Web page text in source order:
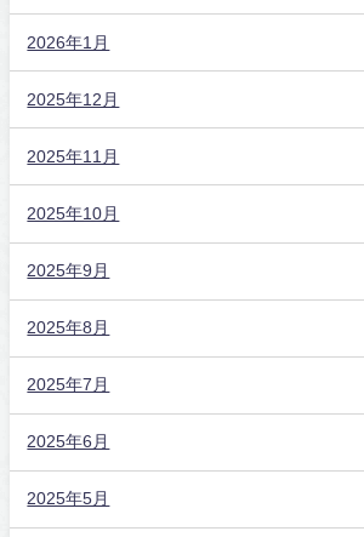
2026年1月
2025年12月
2025年11月
2025年10月
2025年9月
2025年8月
2025年7月
2025年6月
2025年5月